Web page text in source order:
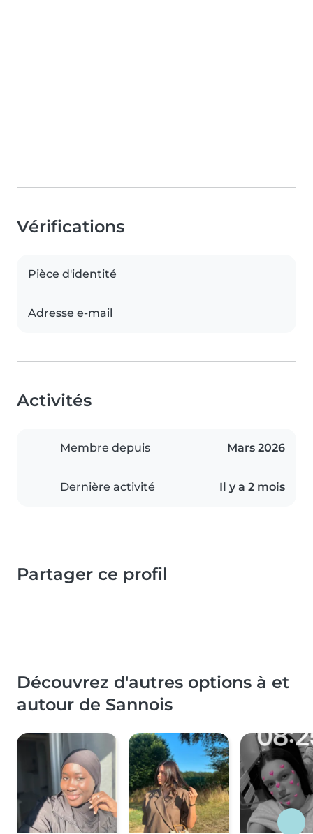
Vérifications
Pièce d'identité
Adresse e-mail
Activités
Membre depuis Mars 2026
Dernière activité Il y a 2 mois
Partager ce profil
Découvrez d'autres options à et
autour de Sannois